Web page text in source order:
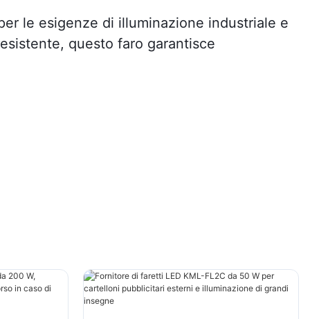
le esigenze di illuminazione industriale e
questo faro garantisce